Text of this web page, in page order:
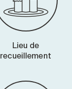
Lieu de
recueillement